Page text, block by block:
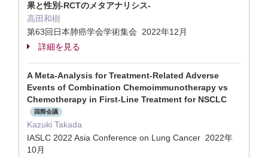
果と性別-RCTのメタアナリシス-
高田和樹
第63回日本肺癌学会学術集会 2022年12月
詳細を見る
A Meta-Analysis for Treatment-Related Adverse
Events of Combination Chemoimmunotherapy vs
Chemotherapy in First-Line Treatment for NSCLC
国際会議
Kazuki Takada
IASLC 2022 Asia Conference on Lung Cancer 2022年
10月